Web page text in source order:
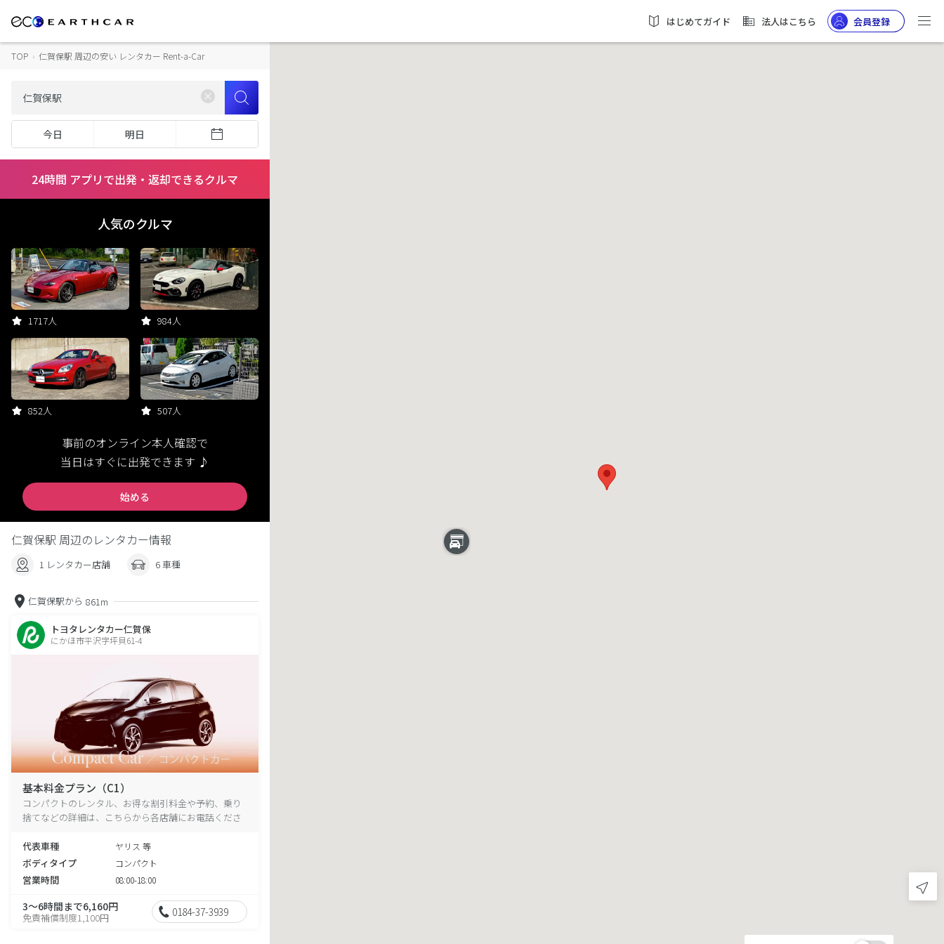
はじめてガイド 法人はこちら 会員登録
TOP › 仁賀保駅 周辺の安い レンタカー Rent-a-Car
今日 明日
24時間 アプリで出発・返却できるクルマ
人気のクルマ
1717人 984人
852人 507人
事前のオンライン本人確認で
当日はすぐに出発できます ♪
始める
仁賀保駅 周辺のレンタカー情報
1 レンタカー店舗 6 車種
仁賀保駅から 861m
トヨタレンタカー仁賀保
にかほ市平沢字坪貝61-4
基本料金プラン（C1）
コンパクトのレンタル、お得な割引料金や予約、乗り
捨てなどの詳細は、こちらから各店舗にお電話くださ
代表車種
ヤリス 等
ボディタイプ コンパクト
営業時間 08:00-18:00
3～6時間まで6,160円
免責補償制度1,100円 0184-37-3939